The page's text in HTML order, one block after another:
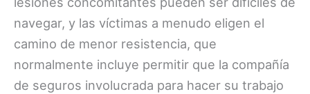
navegar, y las víctimas a menudo eligen el
camino de menor resistencia, que
normalmente incluye permitir que la compañía
de seguros involucrada para hacer su trabajo